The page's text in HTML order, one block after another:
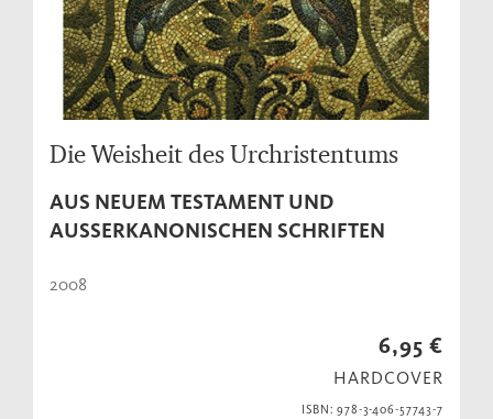
Die Weisheit des Urchristentums
AUS NEUEM TESTAMENT UND
AUSSERKANONISCHEN SCHRIFTEN
2008
6,95 €
HARDCOVER
ISBN: 978-3-406-57743-7